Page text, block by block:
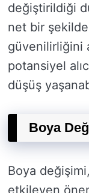
değiştirildiği
net bir şekilde
güvenilirliğini
potansiyel
düşüş
Boya
Boya
etkileyen